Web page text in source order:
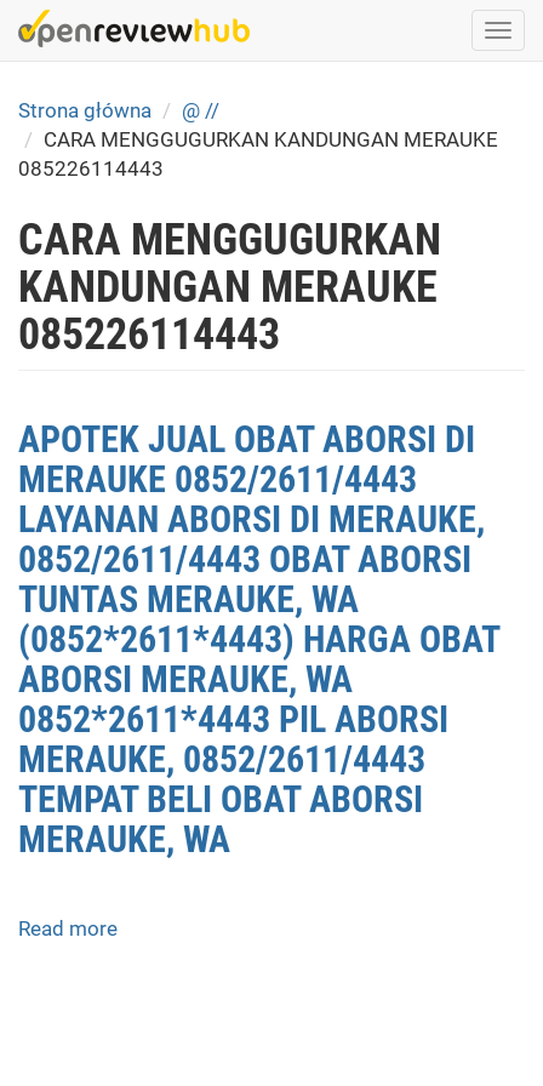
Skip
to
content
Strona główna
@ //
CARA MENGGUGURKAN KANDUNGAN MERAUKE
085226114443
CARA MENGGUGURKAN
KANDUNGAN MERAUKE
085226114443
APOTEK JUAL OBAT ABORSI DI
MERAUKE 0852/2611/4443
LAYANAN ABORSI DI MERAUKE,
0852/2611/4443 OBAT ABORSI
TUNTAS MERAUKE, WA
(0852*2611*4443) HARGA OBAT
ABORSI MERAUKE, WA
0852*2611*4443 PIL ABORSI
MERAUKE, 0852/2611/4443
TEMPAT BELI OBAT ABORSI
MERAUKE, WA
Read more